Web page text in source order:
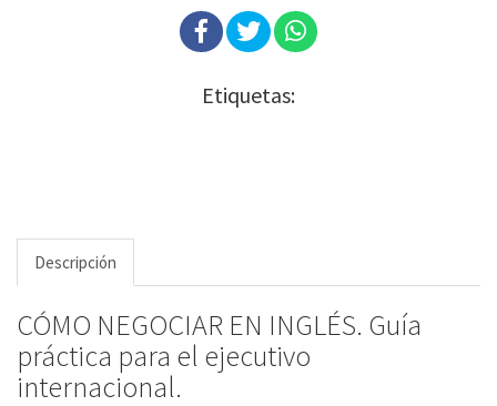
Etiquetas:
Descripción
CÓMO NEGOCIAR EN INGLÉS. Guía
práctica para el ejecutivo
internacional.